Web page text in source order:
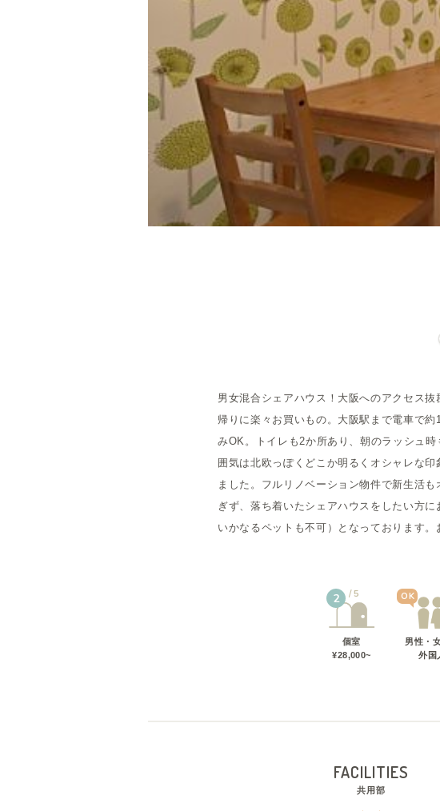
運営者
男女混合シェアハウス！大阪へのアクセス
帰りに楽々お買いもの。大阪駅まで電車で
みOK。トイレも2か所あり、朝のラッシュ
囲気は北欧っぽくどこか明るくオシャレな
ました。フルリノベーション物件で新生活
ぎず、落ち着いたシェアハウスをしたい方
いかなるペットも不可）となっております
2 5
個室
¥28,000~
OK
男性・
外国
FACILITIES
共用部